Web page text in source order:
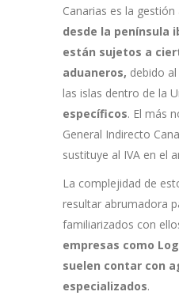
Canarias es la gestión
desde la península
están sujetos a
aduaneros, debido
las islas dentro de la
específicos. El más
General Indirecto
sustituye al IVA en el
La complejidad de
resultar abrumadora
familiarizados con
empresas como
suelen contar con
especializados.